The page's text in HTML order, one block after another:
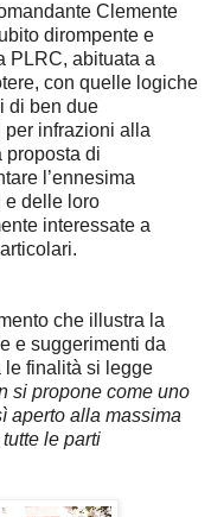
Clemente
dirompente e
PLRC, abituata a
con quelle logiche
di ben due
infrazioni alla
proposta di
l’ennesima
e delle loro
interessate a
che illustra la
e suggerimenti da
le finalità si legge
si propone come uno
aperto alla massima
le parti